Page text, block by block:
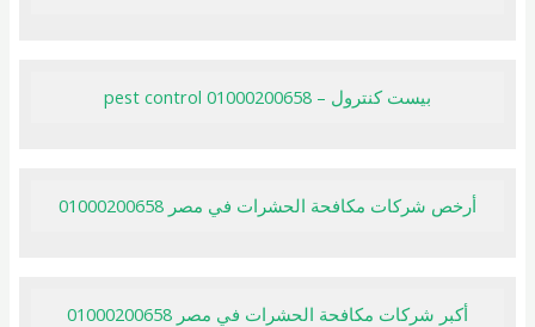
بيست كنترول – pest control 01000200658
أرخص شركات مكافحة الحشرات في مصر 01000200658
أكبر شركات مكافحة الحشرات في مصر 01000200658